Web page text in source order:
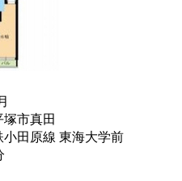
市真田
小田原線 東海大学前